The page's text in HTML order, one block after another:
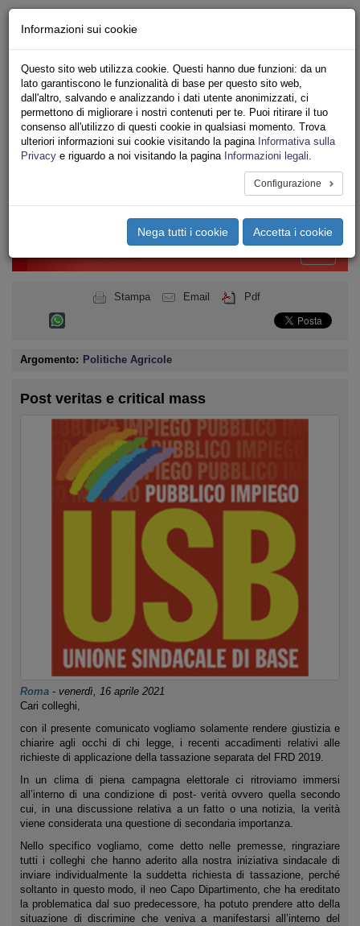
Iscriviti Online
Ricerca
Area Stampa
Privacy
PUBBLICO IMPIEGO
MINISTERO DELLE POLITICHE AGRICOLE
Toggle
Stampa Email Pdf
Argomento: Politiche Agricole
Post veritas e critical mass
Roma - venerdì, 16 aprile 2021
Cari colleghi,
con il presente comunicato vogliamo solamente rendere giustizia e
chiarire agli occhi di chi legge, i recenti accadimenti relativi alle
richieste di applicazione della tassazione separata del FRD 2019.
In un clima di piena campagna elettorale ci ritroviamo immersi
all’interno di una condizione di post- verità ovvero quella secondo
cui, in una discussione relativa a un fatto o una notizia, la verità
viene considerata una questione di secondaria importanza.
Nello specifico vogliamo, come detto nelle premesse, ringraziare
tutti i colleghi che hanno aderito alla nostra iniziativa sindacale di
inviare individualmente la suddetta richiesta di tassazione, perché
soltanto in questo modo, il neo Capo Dipartimento, che ha ereditato
la problematica dal suo predecessore, ha potuto prendere atto della
situazione di discrimine che veniva a manifestarsi all’interno del
Informazioni sui cookie
Questo sito web utilizza cookie. Questi hanno due funzioni: da un
lato garantiscono le funzionalità di base per questo sito web,
dall'altro, salvando e analizzando i dati utente anonimizzati, ci
permettono di migliorare i nostri contenuti per te. Puoi ritirare il tuo
consenso all'utilizzo di questi cookie in qualsiasi momento. Trova
ulteriori informazioni sui cookie visitando la pagina Informativa sulla
Privacy e riguardo a noi visitando la pagina Informazioni legali.
Configurazione
Nega tutti i cookie Accetta i cookie